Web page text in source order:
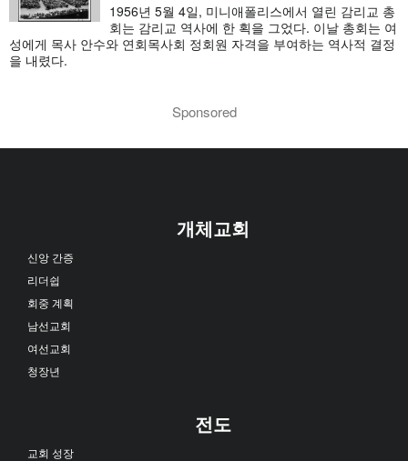
1956년 5월 4일, 미니애폴리스에서 열린 감리교 총
회는 감리교 역사에 한 획을 그었다. 이날 총회는 여
성에게 목사 안수와 연회목사회 정회원 자격을 부여하는 역사적 결정
을 내렸다.
Sponsored
개체교회
신앙 간증
리더쉽
회중 계획
남선교회
여선교회
청장년
전도
교회 성장